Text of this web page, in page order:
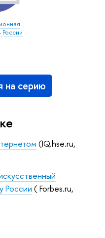
России
на серию
(IQ.hse.ru,
России (Forbes.ru,